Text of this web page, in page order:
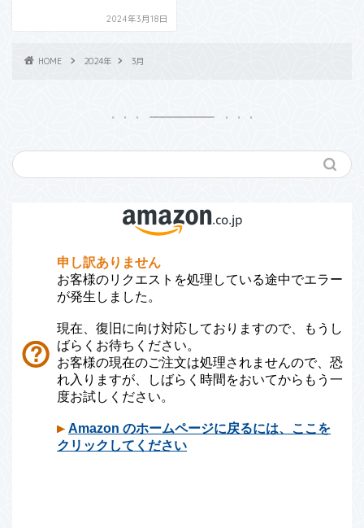
2024年3月18日
HOME 2024年 3月